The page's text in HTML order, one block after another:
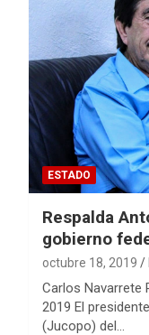
ESTADO
Respalda
gobierno
octubre 18, 2019
Carlos Navarrete
2019 El
(Jucopo) del…